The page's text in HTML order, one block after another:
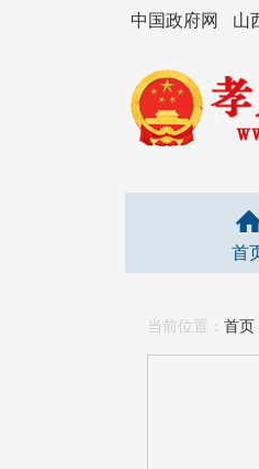
中国政府网 山
首
当前位置： 首页